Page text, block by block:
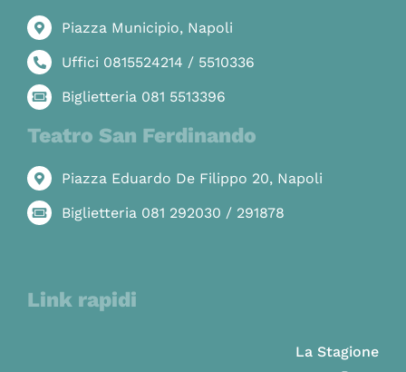
Piazza Municipio, Napoli
Uffici 0815524214 / 5510336
Biglietteria 081 5513396
Teatro San Ferdinando
Piazza Eduardo De Filippo 20, Napoli
Biglietteria 081 292030 / 291878
Link rapidi
La Stagione